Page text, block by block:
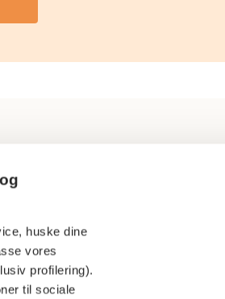
huske dine
vores
profilering).
til sociale